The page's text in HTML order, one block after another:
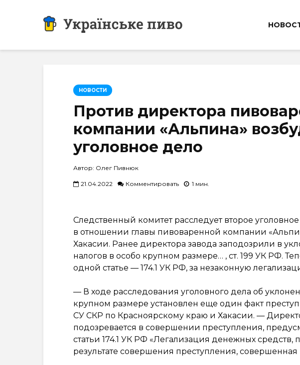
НОВОСТИ
Против директора
компании «Альпина»
уголовное дело
Автор: Олег Пивнюк
21.04.2022 Комментировать 1 мин.
Следственный комитет расследует второе
в отношении главы пивоваренной компании
Хакасии. Ранее директора завода заподозрили в
налогов в особо крупном размере… , ст. 199 УК РФ.
одной статье — 174.1 УК РФ, за незаконную
— В ходе расследования уголовного дела об
крупном размере установлен еще один факт
СУ СКР по Красноярскому краю и Хакасии. —
подозревается в совершении преступления,
статьи 174.1 УК РФ «Легализация денежных
результате совершения преступления,